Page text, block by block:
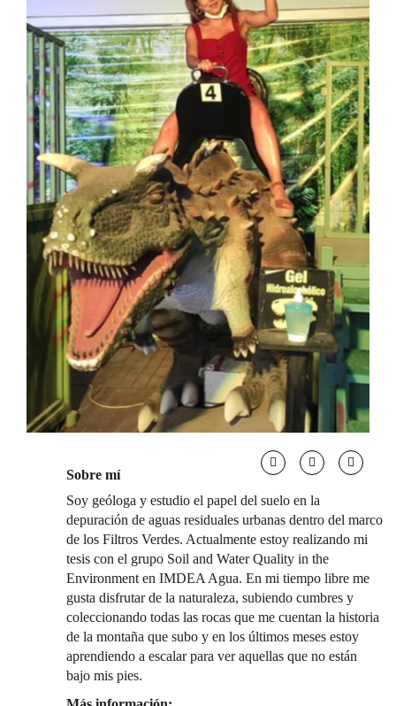
Sobre mí
Soy geóloga y estudio el papel del suelo en la
depuración de aguas residuales urbanas dentro del marco
de los Filtros Verdes. Actualmente estoy realizando mi
tesis con el grupo Soil and Water Quality in the
Environment en IMDEA Agua. En mi tiempo libre me
gusta disfrutar de la naturaleza, subiendo cumbres y
coleccionando todas las rocas que me cuentan la historia
de la montaña que subo y en los últimos meses estoy
aprendiendo a escalar para ver aquellas que no están
bajo mis pies.